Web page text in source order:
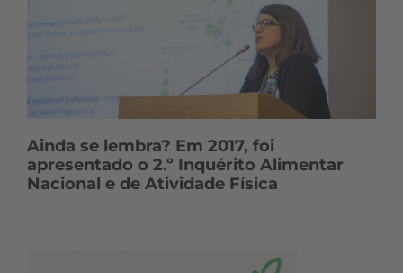
Ainda se lembra? Em 2017, foi
apresentado o 2.º Inquérito Alimentar
Nacional e de Atividade Física